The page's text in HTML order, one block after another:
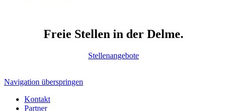
Freie Stellen in der Delme.
Stellenangebote
Navigation überspringen
Kontakt
Partner